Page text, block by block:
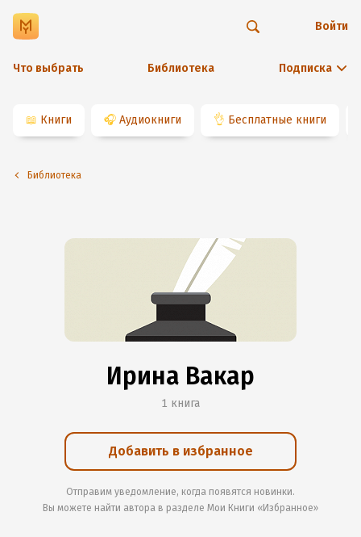
Что выбрать Библиотека Подписка
Войти
📖 Книги 🎧 Аудиокниги 👌 Бесплатные книги
Библиотека
Ирина Вакар
1 книга
Добавить в избранное
Отправим уведомление, когда появятся новинки.
Вы можете найти автора в разделе Мои Книги «Избранное»